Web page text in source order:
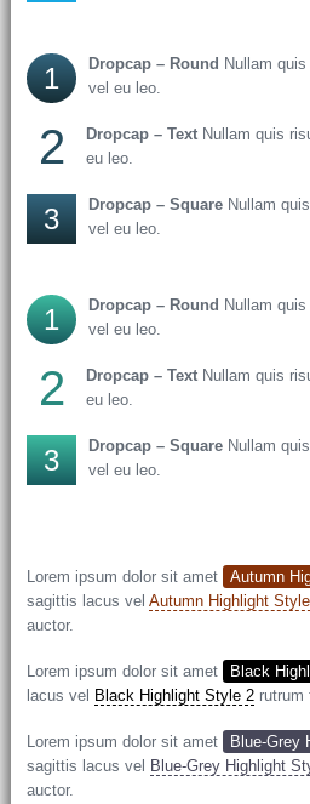
1 Dropcap – Round Nullam
vel eu leo.
2 Dropcap – TextNullam quis
eu leo.
3 Dropcap – SquareNullam
vel eu leo.
1 Dropcap – Round Nullam
vel eu leo.
2 Dropcap – TextNullam quis
eu leo.
3 Dropcap – SquareNullam
vel eu leo.
Lorem ipsum dolor sit amet Autumn
sagittis lacus vel Autumn Highlight
auctor.
Lorem ipsum dolor sit amet Black
lacus vel Black Highlight Style 2rutrum
Lorem ipsum dolor sit amet Blue-Grey
sagittis lacus vel Blue-Grey Highlight
auctor.